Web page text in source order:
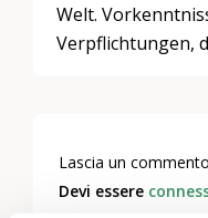
Welt.
Verpflichtungen,
Lascia un commento
Devi essere